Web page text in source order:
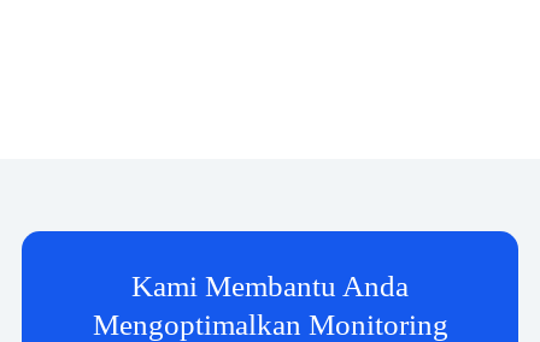
Kami Membantu Anda
Mengoptimalkan Monitoring